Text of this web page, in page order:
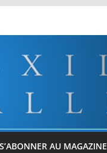
S’ABONNER AU MAGAZINE